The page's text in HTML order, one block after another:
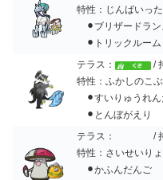
特性：じんばいっ
⚫︎ブリザードラ
⚫︎トリックルー
テラス：
/
特性：ふかしのこ
⚫︎すいりゅうれ
⚫︎とんぼがえ
テラス：
/
特性：さいせいりょ
⚫︎かふんだん